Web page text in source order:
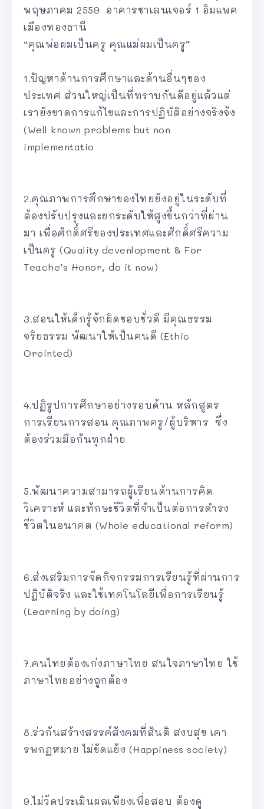
พฤษภาคม 2559 อาคารชาเลนเจอร์ 1 อิมแพค
เมืองทองธานี
“คุณพ่อผมเป็นครู คุณแม่ผมเป็นครู”
1.ปัญหาด้านการศึกษาและด้านอื่นๆของ
ประเทศ ส่วนใหญ่เป็นที่ทราบกันดีอยู่แล้วแต่
เรายังขาดการแก้ไขและการปฏิบัติอย่างจริงจัง
(Well known problems but non
implementatio
2.คุณภาพการศึกษาของไทยยังอยู่ในระดับที่
ต้องปรับปรุงและยกระดับให้สูงขึ้นกว่าที่ผ่าน
มา เพื่อศักดิ์ศรีของประเทศและศักดิ์ศรีความ
เป็นครู (Quality devenlopment & For
Teache’s Honor, do it now)
3.สอนให้เด็กรู้จักผิดชอบชั่วดี มีคุณธรรม
จริยธรรม พัฒนาให้เป็นคนดี (Ethic
Oreinted)
4.ปฏิรูปการศึกษาอย่างรอบด้าน หลักสูตร
การเรียนการสอน คุณภาพครู/ผู้บริหาร ซึ่ง
ต้องร่วมมือกันทุกฝ่าย
5.พัฒนาความสามารถผู้เรียนด้านการคิด
วิเคราะห์ และทักษะชีวิตที่จำเป็นต่อการดำรง
ชีวิตในอนาคต (Whole educational reform)
6.ส่งเสริมการจัดกิจกรรมการเรียนรู้ที่ผ่านการ
ปฏิบัติจริง และใช้เทคโนโลยีเพื่อการเรียนรู้
(Learning by doing)
7.คนไทยต้องเก่งภาษาไทย สนใจภาษาไทย ใช้
ภาษาไทยอย่างถูกต้อง
8.ร่วกันสร้างสรรค์สังคมที่สันติ สงบสุข เคา
รพกฏหมาย ไม่ขัดแย้ง (Happiness society)
9.ไม่วัดประเมินผลเพียงเพื่อสอบ ต้องดู